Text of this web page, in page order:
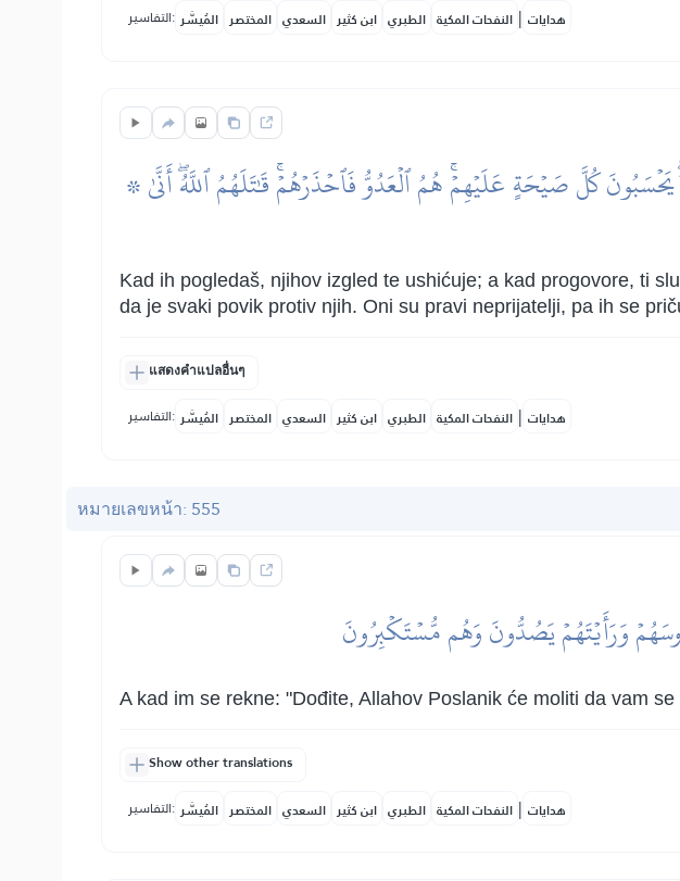
التفاسير: المُيسَّر المختصر السعدي ابن كثير الطبري النفحات المكية | هدايات
۞ وَإِذَا رَأَيۡتَهُمۡ تُعۡجِبُكَ أَجۡسَامُهُمۡۖ وَإِن يَقُولُواْ تَسۡمَعۡ لِقَوۡلِهِمۡۖ كَأَنَّهُمۡ خُشُبٞ مُّسَنَّدَةٞۖ يَحۡسَبُونَ كُلَّ صَيۡحَةٍ عَلَيۡهِمۡۚ هُمُ ٱلۡعَدُوُّ فَٱحۡذَرۡهُمۡۚ قَٰتَلَهُمُ ٱللَّهُۖ أَنَّىٰ
Kad ih pogledaš, njihov izgled te ushićuje; a kad progovore, ti
da je svaki povik protiv njih. Oni su pravi neprijatelji, pa ih se
แสดงคำแปลอื่นๆ
التفاسير: المُيسَّر المختصر السعدي ابن كثير الطبري النفحات المكية | هدايات
หมายเลขหน้า: 555
وَرَأَيۡتَهُمۡ يَصُدُّونَ وَهُم مُّسۡتَكۡبِرُونَ
A kad im se rekne: "Dođite, Allahov Poslanik će moliti da vam
Show other translations
التفاسير: المُيسَّر المختصر السعدي ابن كثير الطبري النفحات المكية | هدايات